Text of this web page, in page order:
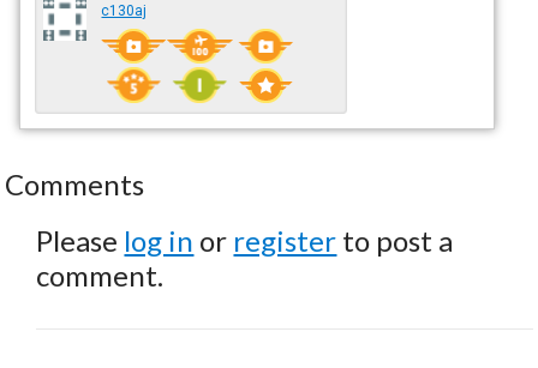
c130aj
Comments
Please log in or register to post a
comment.